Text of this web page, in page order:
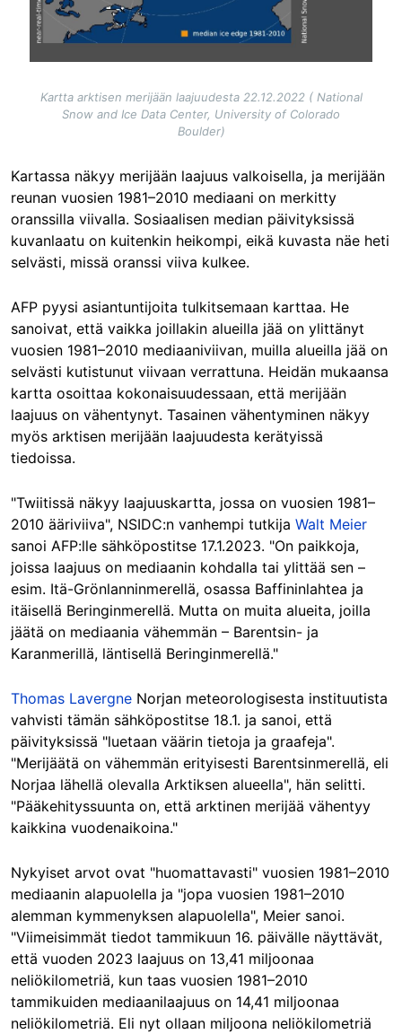
Kartta arktisen merijään laajuudesta 22.12.2022 ( National
Snow and Ice Data Center, University of Colorado
Boulder)
Kartassa näkyy merijään laajuus valkoisella, ja merijään
reunan vuosien 1981–2010 mediaani on merkitty
oranssilla viivalla. Sosiaalisen median päivityksissä
kuvanlaatu on kuitenkin heikompi, eikä kuvasta näe heti
selvästi, missä oranssi viiva kulkee.
AFP pyysi asiantuntijoita tulkitsemaan karttaa. He
sanoivat, että vaikka joillakin alueilla jää on ylittänyt
vuosien 1981–2010 mediaaniviivan, muilla alueilla jää on
selvästi kutistunut viivaan verrattuna. Heidän mukaansa
kartta osoittaa kokonaisuudessaan, että merijään
laajuus on vähentynyt. Tasainen vähentyminen näkyy
myös arktisen merijään laajuudesta kerätyissä
tiedoissa.
"Twiitissä näkyy laajuuskartta, jossa on vuosien 1981–
2010 ääriviiva", NSIDC:n vanhempi tutkija Walt Meier
sanoi AFP:lle sähköpostitse 17.1.2023. "On paikkoja,
joissa laajuus on mediaanin kohdalla tai ylittää sen –
esim. Itä-Grönlanninmerellä, osassa Baffininlahtea ja
itäisellä Beringinmerellä. Mutta on muita alueita, joilla
jäätä on mediaania vähemmän – Barentsin- ja
Karanmerillä, läntisellä Beringinmerellä."
Thomas Lavergne Norjan meteorologisesta instituutista
vahvisti tämän sähköpostitse 18.1. ja sanoi, että
päivityksissä "luetaan väärin tietoja ja graafeja".
"Merijäätä on vähemmän erityisesti Barentsinmerellä, eli
Norjaa lähellä olevalla Arktiksen alueella", hän selitti.
"Pääkehityssuunta on, että arktinen merijää vähentyy
kaikkina vuodenaikoina."
Nykyiset arvot ovat "huomattavasti" vuosien 1981–2010
mediaanin alapuolella ja "jopa vuosien 1981–2010
alemman kymmenyksen alapuolella", Meier sanoi.
"Viimeisimmät tiedot tammikuun 16. päivälle näyttävät,
että vuoden 2023 laajuus on 13,41 miljoonaa
neliökilometriä, kun taas vuosien 1981–2010
tammikuiden mediaanilaajuus on 14,41 miljoonaa
neliökilometriä. Eli nyt ollaan miljoona neliökilometriä